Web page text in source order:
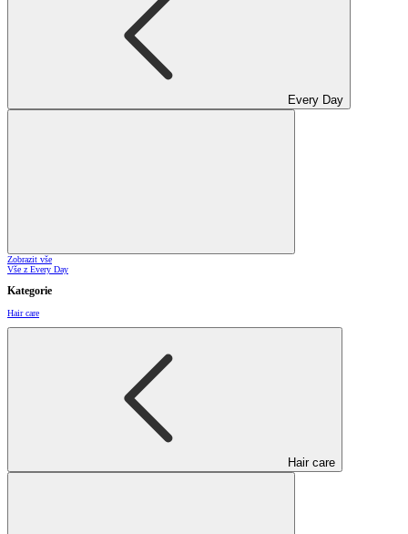
Every Day
Zobrazit vše
Vše z Every Day
Kategorie
Hair care
Hair care